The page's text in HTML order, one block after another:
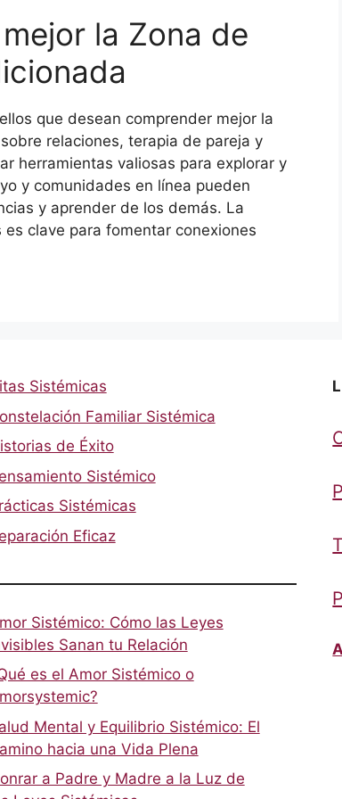
la Zona de
que desean comprender mejor la
relaciones, terapia de pareja y
herramientas valiosas para explorar y
y comunidades en línea pueden
y aprender de los demás. La
clave para fomentar conexiones
Sistémicas
Familiar Sistémica
de Éxito
Sistémico
Sistémicas
Eficaz
Sistémico: Cómo las Leyes
Sanan tu Relación
es el Amor Sistémico o
Mental y Equilibrio Sistémico: El
hacia una Vida Plena
a Padre y Madre a la Luz de